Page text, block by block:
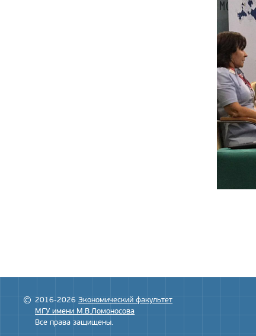
2016-2026Экономический факультет
МГУ имени М.В.Ломоносова
Все права защищены.